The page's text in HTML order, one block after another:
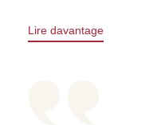
Lire davantage